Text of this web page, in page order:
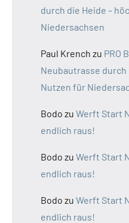
durch die Heide –
Niedersachsen
Paul Krench zu PRO
Neubautrasse
Nutzen für
Bodo zu Werft Start
endlich raus!
Bodo zu Werft Start
endlich raus!
Bodo zu Werft Start
endlich raus!